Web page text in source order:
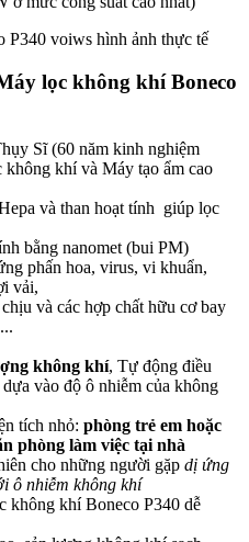
lọc không khí Boneco
Sĩ (60 năm kinh nghiệm
khí và Máy tạo ẩm cao
và than hoạt tính giúp lọc
bằng nanomet (bui PM)
phấn hoa, virus, vi khuẩn,
vải,
và các hợp chất hữu cơ bay
không khí, Tự động điều
vào độ ô nhiễm của không
tích nhỏ: phòng trẻ em hoặc
phòng làm việc tại nhà
cho những người gặp dị ứng
ô nhiễm không khí
không khí Boneco P340 dễ